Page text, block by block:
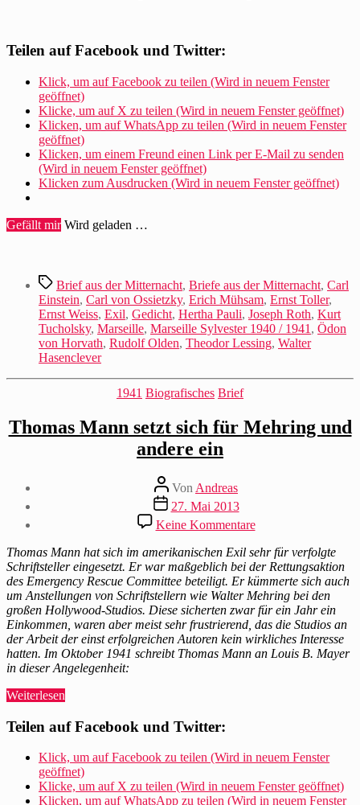
Teilen auf Facebook und Twitter:
Klick, um auf Facebook zu teilen (Wird in neuem Fenster
geöffnet)
Klicke, um auf X zu teilen (Wird in neuem Fenster geöffnet)
Klicken, um auf WhatsApp zu teilen (Wird in neuem Fenster
geöffnet)
Klicken, um einem Freund einen Link per E-Mail zu senden
(Wird in neuem Fenster geöffnet)
Klicken zum Ausdrucken (Wird in neuem Fenster geöffnet)
Gefällt mir Wird geladen …
Schlagwörter
Brief aus der Mitternacht, Briefe aus der Mitternacht, Carl
Einstein, Carl von Ossietzky, Erich Mühsam, Ernst Toller,
Ernst Weiss, Exil, Gedicht, Hertha Pauli, Joseph Roth, Kurt
Tucholsky, Marseille, Marseille Sylvester 1940 / 1941 , Ödon
von Horvath, Rudolf Olden, Theodor Lessing, Walter
Hasenclever
Kategorien
1941 Biografisches Brief
Thomas Mann setzt sich für Mehring und
andere ein
Beitragsautor
Von Andreas
Beitragsdatum
27. Mai 2013
Keine Kommentarezu
Thomas
Mann
setzt
sich
für
Mehring
und
andere
ein
Thomas Mann hat sich im amerikanischen Exil sehr für verfolgte
Schriftsteller eingesetzt. Er war maßgeblich bei der Rettungsaktion
des Emergency Rescue Committee beteiligt. Er kümmerte sich auch
um Anstellungen von Schriftstellern wie Walter Mehring bei den
großen Hollywood-Studios. Diese sicherten zwar für ein Jahr ein
Einkommen, waren aber meist sehr frustrierend, das die Studios an
der Arbeit der einst erfolgreichen Autoren kein wirkliches Interesse
hatten. Im Oktober 1941 schreibt Thomas Mann an Louis B. Mayer
in dieser Angelegenheit:
Weiterlesen
setzt
für
Mehring
und
andere
Teilen auf Facebook und Twitter:
Klick, um auf Facebook zu teilen (Wird in neuem Fenster
geöffnet)
Klicke, um auf X zu teilen (Wird in neuem Fenster geöffnet)
Klicken, um auf WhatsApp zu teilen (Wird in neuem Fenster